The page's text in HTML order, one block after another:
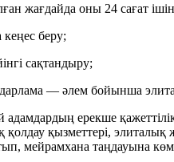
жағдайда оны 24 сағат
беру;
сақтандыру;
— әлем бойынша
ерекше
қызметтері, элиталық
мейрамхана таңдауына